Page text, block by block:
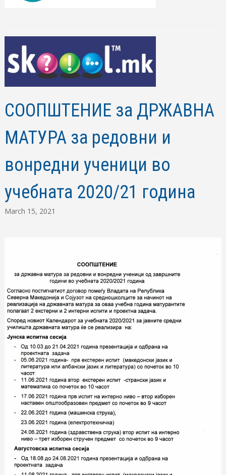
СООПШТЕНИЕ за ДРЖАВНА
МАТУРА за редовни и
вонредни ученици во
учебната 2020/21 година
March 15, 2021